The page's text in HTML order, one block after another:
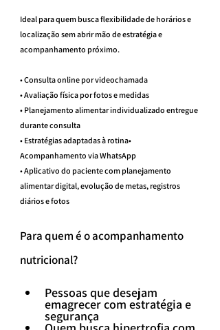
Ideal para quem busca flexibilidade de horários e
localização sem abrir mão de estratégia e
acompanhamento próximo.
• Consulta online por videochamada
• Avaliação física por fotos e medidas
• Planejamento alimentar individualizado entregue
durante consulta
• Estratégias adaptadas à rotina•
Acompanhamento via WhatsApp
• Aplicativo do paciente com planejamento
alimentar digital, evolução de metas, registros
diários e fotos
Para quem é o acompanhamento
nutricional?
Pessoas que desejam
emagrecer com estratégia e
segurança